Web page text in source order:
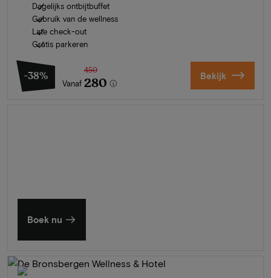
Dagelijks ontbijtbuffet
Gebruik van de wellness
Late check-out
Gratis parkeren
-38%
Vanaf
450
280 Bekijk
Boek nu